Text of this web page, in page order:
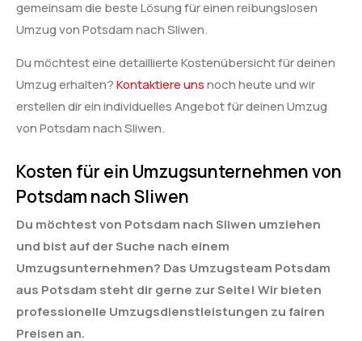
gemeinsam die beste Lösung für einen reibungslosen
Umzug von Potsdam nach Sliwen.
Du möchtest eine detaillierte Kostenübersicht für deinen
Umzug erhalten?Kontaktiere unsnoch heute und wir
erstellen dir ein individuelles Angebot für deinen Umzug
von Potsdam nach Sliwen.
Kosten für ein Umzugsunternehmen von
Potsdam nach Sliwen
Du möchtest von Potsdam nach Sliwen umziehen
und bist auf der Suche nach einem
Umzugsunternehmen? Das Umzugsteam Potsdam
aus Potsdam steht dir gerne zur Seite! Wir bieten
professionelle Umzugsdienstleistungen zu fairen
Preisen an.